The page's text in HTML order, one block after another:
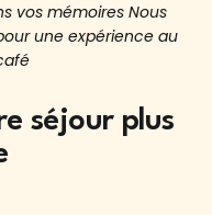
vos mémoires Nous
une expérience au
séjour plus